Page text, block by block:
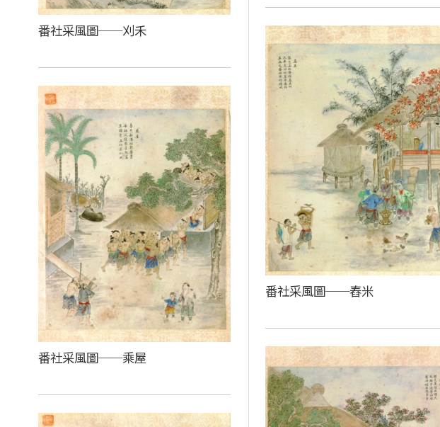
番社采風圖──刈禾
番社采風圖──舂米
番社采風圖──乘屋